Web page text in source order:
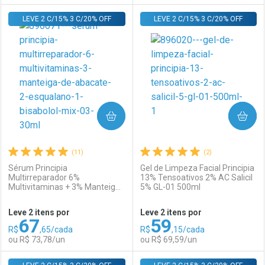
FECHAR
Laboratório
Comprar sem Desconto
Por R$ 54,59/cada
FECHAR
Por Menos
Comprar sem Desconto
Por R$ 54,59/cada
Laboratório
Comprar sem Desconto
Por R$ 48,99/cada
Por Menos
Comprar sem Desconto
Por R$ 48,99/cada
(11)
Sérum Principia
Multirreparador 6%
Multivitaminas + 3% Manteiga
LEVE 2 C/15% 3 C/20% OFF
Leve 2 itens por
R$67,65/cada
ou R$ 73,78/un
COMPRAR
(2)
Gel de Limpeza Facial Principia
13% Tensoativos 2% AC Salicil
5% GL-01 500ml
LEVE 2 C/15% 3 C/20% OFF
Leve 2 itens por
R$59,15/cada
ou R$ 69,59/un
COMPRAR